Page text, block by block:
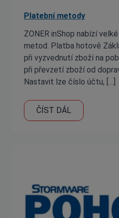
Platební metody
ZONER inShop nabízí
metod. Platba hotově
při vyzvednutí zboží na
při převzetí zboží od
Nastavit lze číslo účtu, […]
ČÍST DÁL